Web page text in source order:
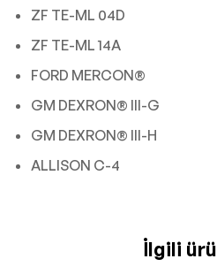
ZF TE-ML 04D
ZF TE-ML 14A
FORD MERCON®
GM DEXRON® III-G
GM DEXRON® III-H
ALLISON C-4
İlgili